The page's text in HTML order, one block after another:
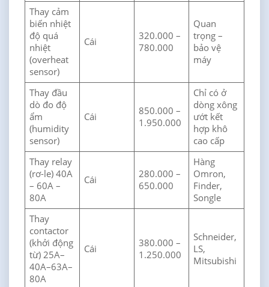
Thay cảm
biến nhiệt
độ quá
nhiệt
(overheat
sensor)
Cái
320.000 –
780.000
Quan
trọng –
bảo vệ
máy
Thay đầu
dò đo độ
ẩm
(humidity
sensor)
Cái
850.000 –
1.950.000
Chỉ có ở
dòng xông
ướt kết
hợp khô
cao cấp
Thay relay
(rơ-le) 40A
– 60A –
80A
Cái
280.000 –
650.000
Hàng
Omron,
Finder,
Songle
Thay
contactor
(khởi động
từ) 25A–
40A–63A–
80A
Cái
380.000 –
1.250.000
Schneider,
LS,
Mitsubishi